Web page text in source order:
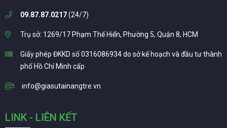
09.87.87.0217(24/7)
Trụ sở: 1269/17 Phạm Thế Hiển, Phường 5, Quận 8, HCM
Giấy phép ĐKKD số 0316086934 do sở kế hoạch và đầu tư thành
phố Hồ Chí Minh cấp
info@giasutainangtre.vn
LINK - LIÊN KẾT